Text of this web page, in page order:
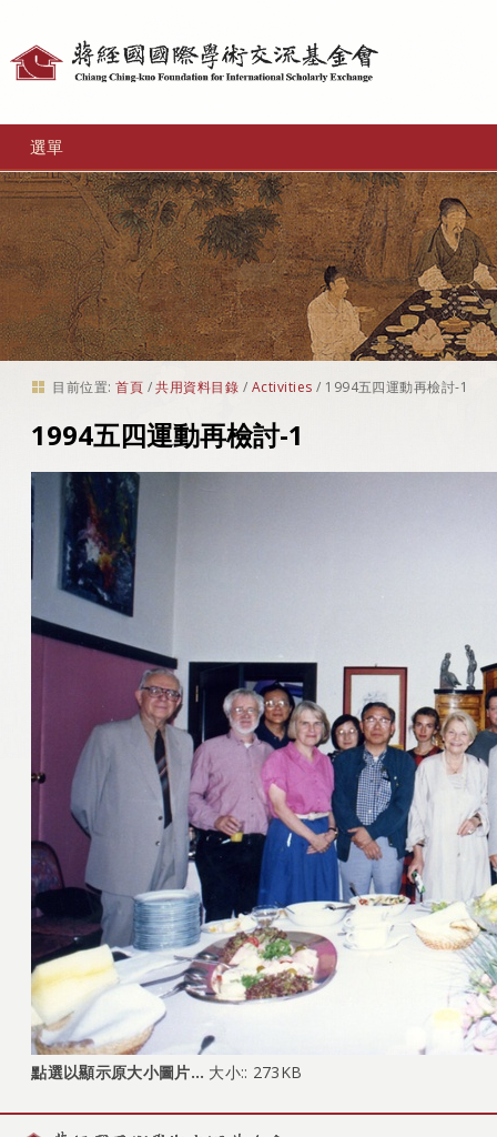
選單
目前位置: 首頁 /共用資料目錄 / Activities / 1994五四運動再檢討-1
1994五四運動再檢討-1
點選以顯示原大小圖片… 大小:: 273KB